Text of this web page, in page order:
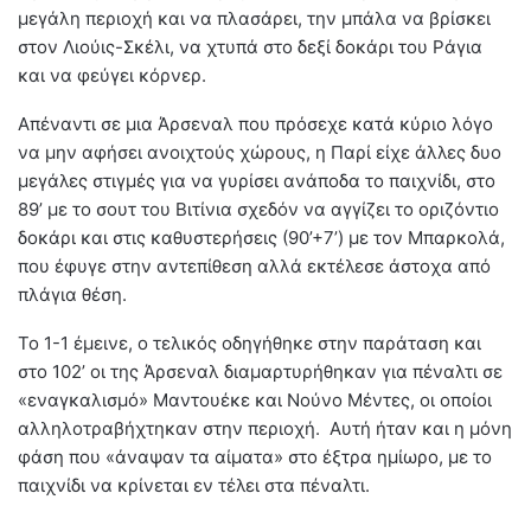
μεγάλη περιοχή και να πλασάρει, την μπάλα να βρίσκει
στον Λιούις-Σκέλι, να χτυπά στο δεξί δοκάρι του Ράγια
και να φεύγει κόρνερ.
Απέναντι σε μια Άρσεναλ που πρόσεχε κατά κύριο λόγο
να μην αφήσει ανοιχτούς χώρους, η Παρί είχε άλλες δυο
μεγάλες στιγμές για να γυρίσει ανάποδα το παιχνίδι, στο
89’ με το σουτ του Βιτίνια σχεδόν να αγγίζει το οριζόντιο
δοκάρι και στις καθυστερήσεις (90’+7’) με τον Μπαρκολά,
που έφυγε στην αντεπίθεση αλλά εκτέλεσε άστοχα από
πλάγια θέση.
Το 1-1 έμεινε, ο τελικός οδηγήθηκε στην παράταση και
στο 102’ οι της Άρσεναλ διαμαρτυρήθηκαν για πέναλτι σε
«εναγκαλισμό» Μαντουέκε και Νούνο Μέντες, οι οποίοι
αλληλοτραβήχτηκαν στην περιοχή. Αυτή ήταν και η μόνη
φάση που «άναψαν τα αίματα» στο έξτρα ημίωρο, με το
παιχνίδι να κρίνεται εν τέλει στα πέναλτι.